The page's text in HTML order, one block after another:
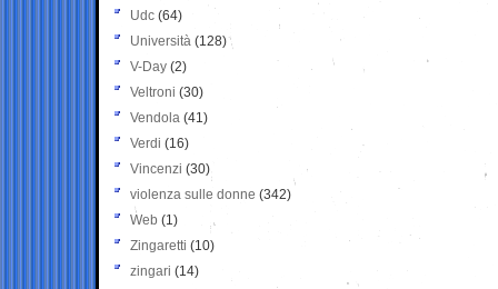
Udc (64)
Università (128)
V-Day (2)
Veltroni (30)
Vendola (41)
Verdi (16)
Vincenzi (30)
violenza sulle donne (342)
Web (1)
Zingaretti (10)
zingari (14)